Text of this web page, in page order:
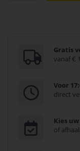
Gratis
vanaf €
Voor
direct
Kies
of